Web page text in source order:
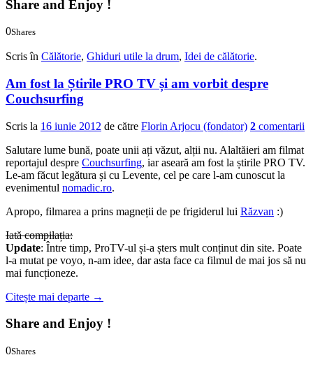
Share and Enjoy !
0Shares
Scris în Călătorie, Ghiduri utile la drum, Idei de călătorie.
Am fost la Știrile PRO TV și am vorbit despre
Couchsurfing
Scris la 16 iunie 2012 de către Florin Arjocu (fondator) 2 comentarii
Salutare lume bună, poate unii ați văzut, alții nu. Alaltăieri am filmat
reportajul despre Couchsurfing, iar aseară am fost la știrile PRO TV.
Le-am făcut legătura și cu Levente, cel pe care l-am cunoscut la
evenimentul nomadic.ro.
Apropo, filmarea a prins magneții de pe frigiderul lui Răzvan :)
Iată compilația:
Update: Între timp, ProTV-ul și-a șters mult conținut din site. Poate
l-a mutat pe voyo, n-am idee, dar asta face ca filmul de mai jos să nu
mai funcționeze.
Citește mai departe →
Share and Enjoy !
0Shares